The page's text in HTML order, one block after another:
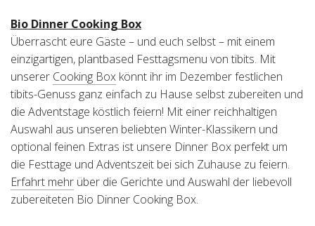
Login
Bio Dinner Cooking Box
Überrascht eure Gäste – und euch selbst – mit einem
einzigartigen, plantbased Festtagsmenu von tibits. Mit
unserer Cooking Box könnt ihr im Dezember festlichen
tibits-Genuss ganz einfach zu Hause selbst zubereiten und
die Adventstage köstlich feiern! Mit einer reichhaltigen
Auswahl aus unseren beliebten Winter-Klassikern und
optional feinen Extras ist unsere Dinner Box perfekt um
die Festtage und Adventszeit bei sich Zuhause zu feiern.
Erfahrt mehr über die Gerichte und Auswahl der liebevoll
zubereiteten Bio Dinner Cooking Box.